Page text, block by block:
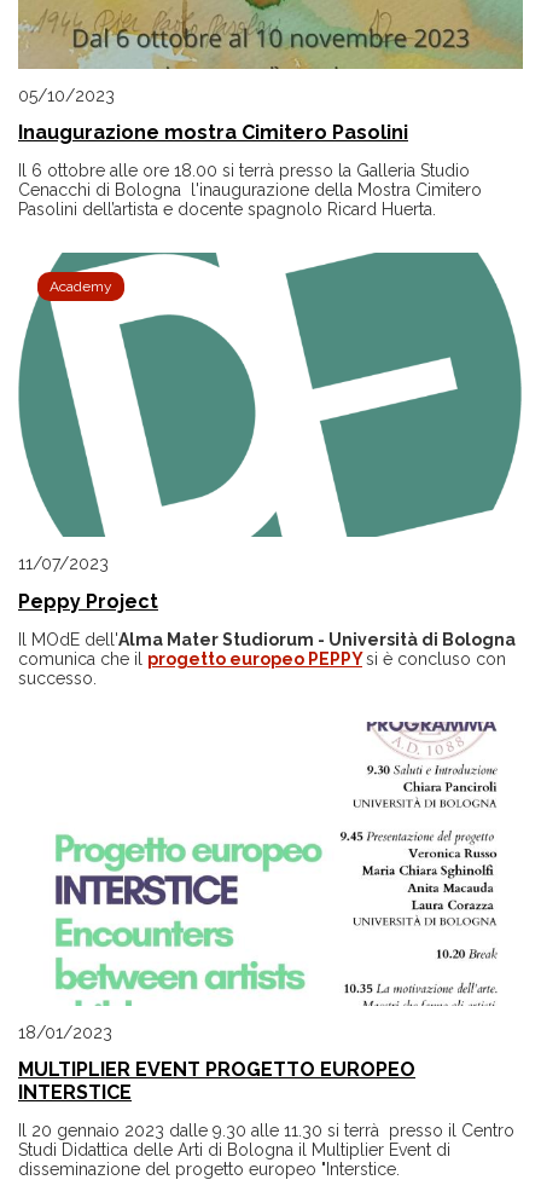
05/10/2023
Inaugurazione mostra Cimitero Pasolini
Il 6 ottobre alle ore 18.00 si terrà presso la Galleria Studio
Cenacchi di Bologna l'inaugurazione della Mostra Cimitero
Pasolini dell’artista e docente spagnolo Ricard Huerta.
Academy
11/07/2023
Peppy Project
Il MOdE dell'Alma Mater Studiorum - Università di Bologna
comunica che il progetto europeo PEPPYsi è concluso con
successo.
18/01/2023
MULTIPLIER EVENT PROGETTO EUROPEO
INTERSTICE
Il 20 gennaio 2023 dalle 9.30 alle 11.30 si terrà presso il Centro
Studi Didattica delle Arti di Bologna il Multiplier Event di
disseminazione del progetto europeo "Interstice.